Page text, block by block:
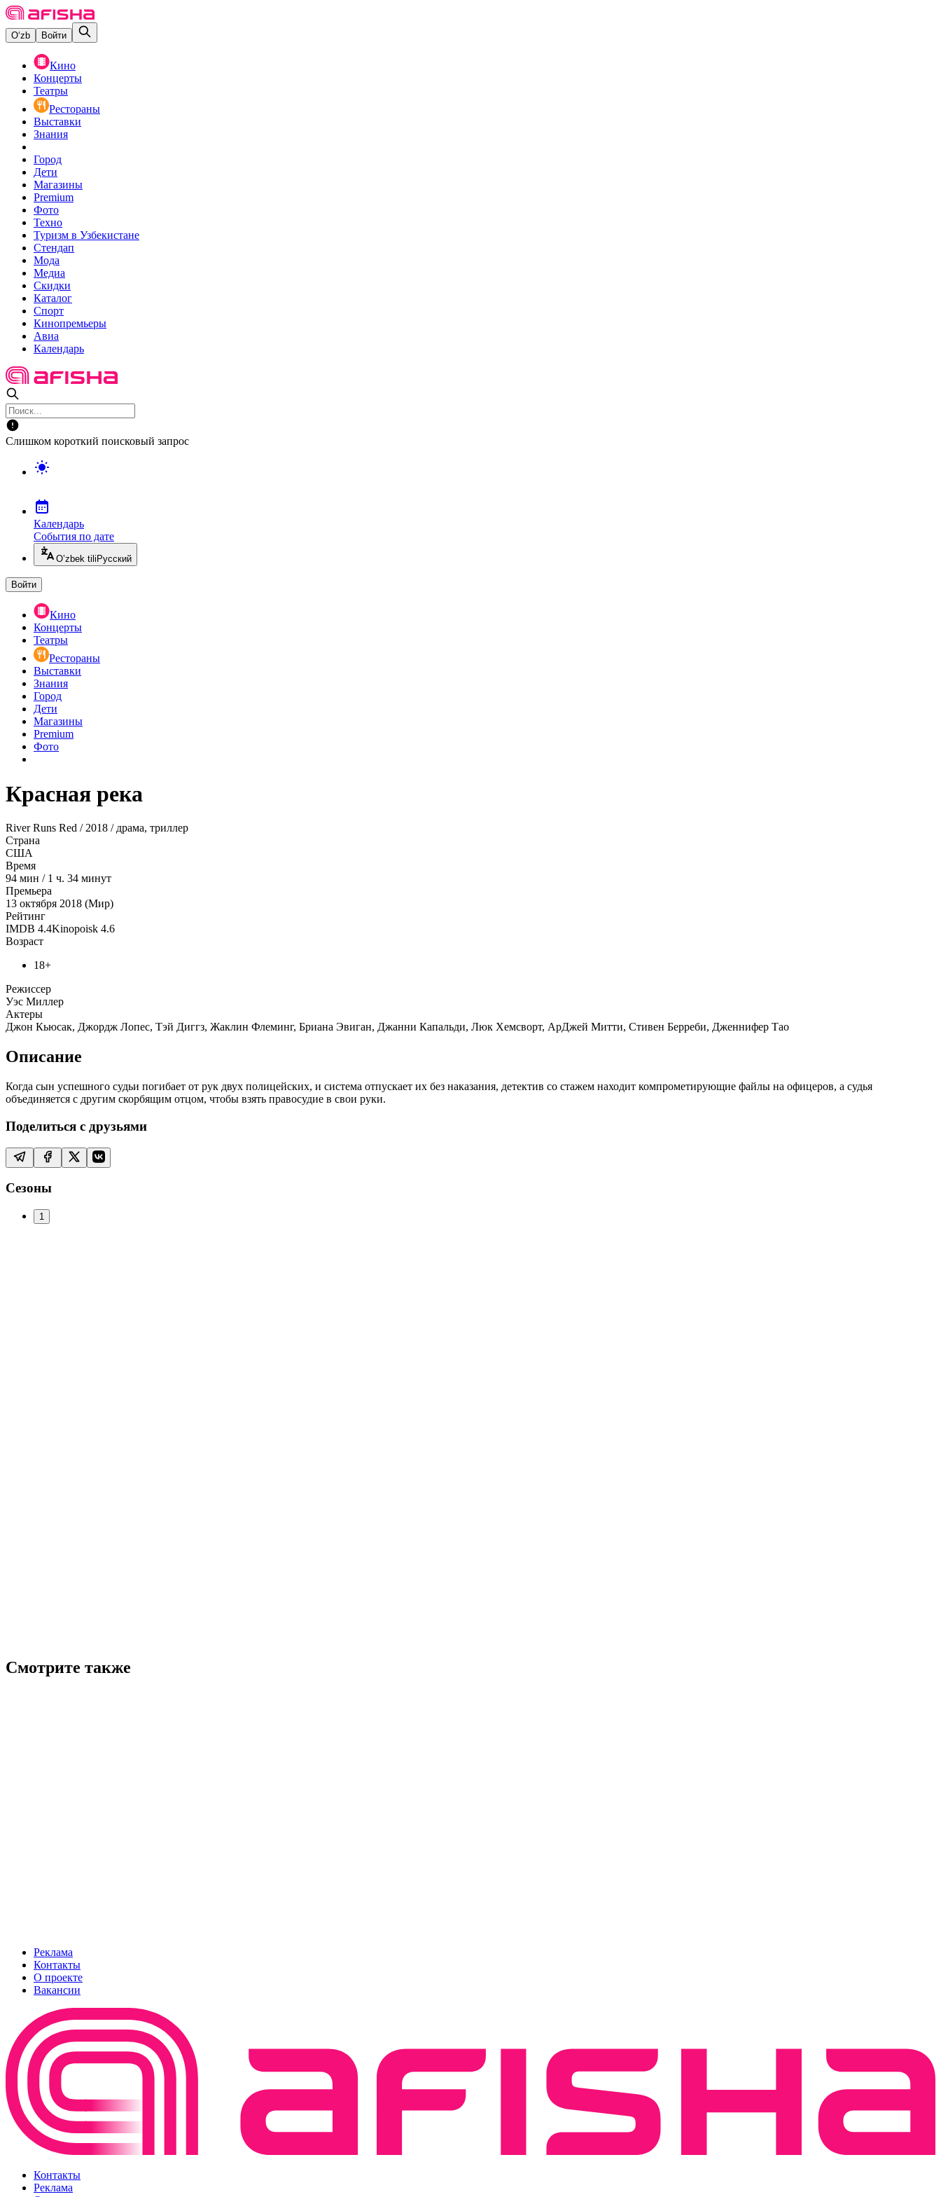
O‘zb Войти
Кино
Концерты
Театры
Рестораны
Выставки
Знания
Город
Дети
Магазины
Premium
Фото
Техно
Туризм в Узбекистане
Стендап
Мода
Медиа
Скидки
Каталог
Спорт
Кинопремьеры
Авиа
Календарь
Слишком короткий поисковый запрос
Календарь
События по дате
O’zbek tili Русский
Войти
Кино
Концерты
Театры
Рестораны
Выставки
Знания
Город
Дети
Магазины
Premium
Фото
Красная река
River Runs Red / 2018 / драма, триллер
Страна
США
Время
94 мин / 1 ч. 34 минут
Премьера
13 октября 2018 (Мир)
Рейтинг
IMDB 4.4Kinopoisk 4.6
Возраст
18+
Режиссер
Уэс Миллер
Актеры
Джон Кьюсак, Джордж Лопес, Тэй Диггз, Жаклин Флеминг, Бриана Эвиган, Джанни Капальди, Люк Хемсворт, АрДжей Митти, Стивен Берреби, Дженнифер Тао
Описание
Когда сын успешного судьи погибает от рук двух полицейских, и система отпускает их без наказания, детектив со стажем находит компрометирующие файлы на офицеров, а судья
объединяется с другим скорбящим отцом, чтобы взять правосудие в свои руки.
Поделиться с друзьями
Сезоны
1
Смотрите также
Реклама
Контакты
О проекте
Вакансии
Контакты
Реклама